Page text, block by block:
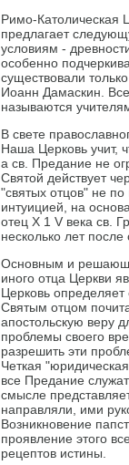
Римо-Католическая
предлагает
условиям -
особенно
существовали
Иоанн Дамаскин.
называются
В свете
Наша Церковь учит,
а св. Предание не
Святой действует
"святых отцов" не по
интуицией, на
отец Х 1 V века св.
несколько лет
Основным и
иного отца Церкви
Церковь определяет
Святым отцом
апостольскую веру
проблемы своего
разрешить эти
Четкая
все Предание
смысле
направляли, ими
Возникновение
проявление этого
рецептов истины.